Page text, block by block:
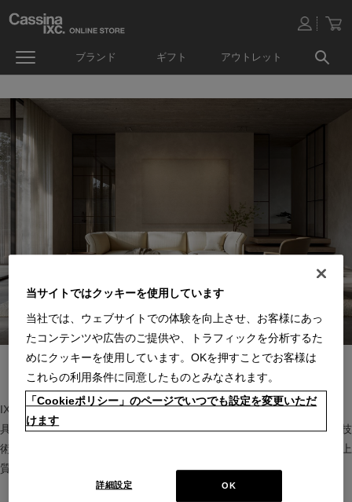
ブランド ギフト アウトレット
IXC（イクスシー）は、”Emotional Minimalism”を掲げるグローバル家
具ブランド。ヨーロッパの家具文化と日本の美意識を融合し、素材や技
術を活かした持続可能で洗練されたインテリアを提案。長く愛される上
質な暮らしを届けます。
当サイトではクッキーを使用しています
当社では、ウェブサイトでの体験を向上させ、お客様にあっ
たコンテンツや広告のご提供や、トラフィックを分析するた
めにクッキーを使用しています。OKを押すことでお客様は
これらの利用条件に同意したものとみなされます。
「Cookieポリシー」のページでいつでも設定を変更いただ
けます
OK
詳細設定